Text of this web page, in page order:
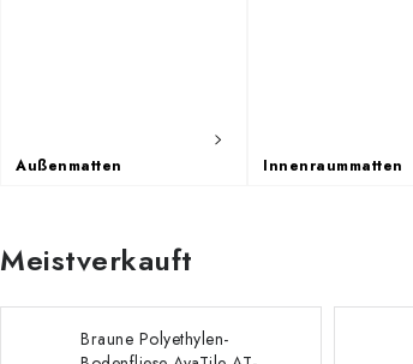
Außenmatten Innenraummatten
Meistverkauft
Braune Polyethylen-